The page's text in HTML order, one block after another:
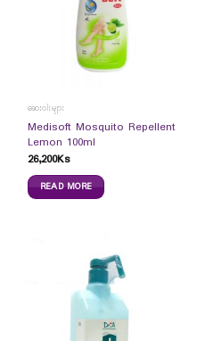
ဆေးဝါးများ
Medisoft Mosquito Repellent
Lemon 100ml
26,200Ks
READ MORE